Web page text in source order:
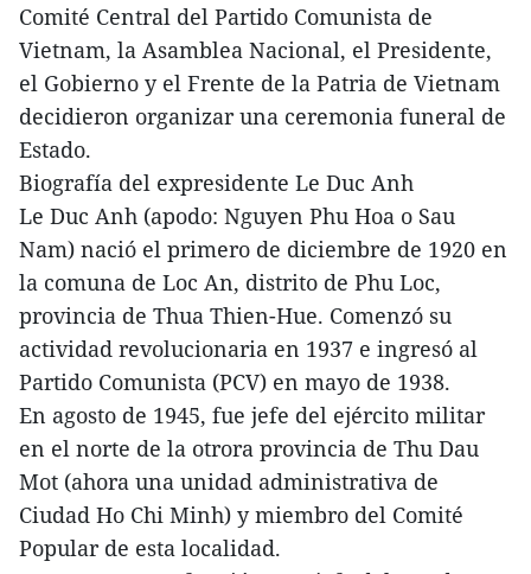
Comité Central del Partido Comunista de
Vietnam, la Asamblea Nacional, el Presidente,
el Gobierno y el Frente de la Patria de Vietnam
decidieron organizar una ceremonia funeral de
Estado.
Biografía del expresidente Le Duc Anh
Le Duc Anh (apodo: Nguyen Phu Hoa o Sau
Nam) nació el primero de diciembre de 1920 en
la comuna de Loc An, distrito de Phu Loc,
provincia de Thua Thien-Hue. Comenzó su
actividad revolucionaria en 1937 e ingresó al
Partido Comunista (PCV) en mayo de 1938.
En agosto de 1945, fue jefe del ejército militar
en el norte de la otrora provincia de Thu Dau
Mot (ahora una unidad administrativa de
Ciudad Ho Chi Minh) y miembro del Comité
Popular de esta localidad.